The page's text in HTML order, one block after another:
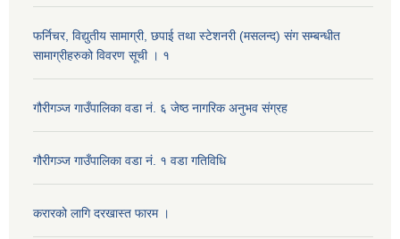
फर्निचर, विद्युतीय सामाग्री, छपाई तथा स्टेशनरी (मसलन्द) संग सम्बन्धीत
सामाग्रीहरुको विवरण सूची । १
गौरीगञ्‍ज गाउँपालिका वडा नं. ६ जेष्ठ नागरिक अनुभव संग्रह
गौरीगञ्‍ज गाउँपालिका वडा नं. १ वडा गतिविधि
करारको लागि दरखास्त फारम ।